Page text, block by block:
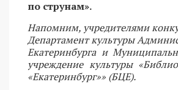
по струнам».
Напомним, учредителями
Департамент культуры
Екатеринбурга и
учреждение культуры
«Екатеринбург»» (БЦЕ).